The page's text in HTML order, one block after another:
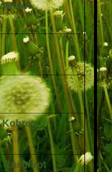
Braut
Kohren
Rosenrot